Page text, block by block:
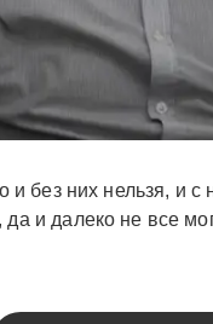
и без них нельзя, и
и далеко не все